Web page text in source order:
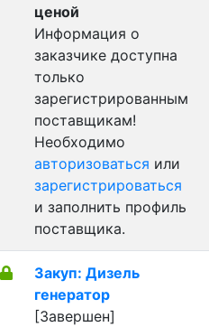
ценой
Информация о
заказчике доступна
только
зарегистрированным
поставщикам!
Необходимо
авторизоваться или
зарегистрироваться
и заполнить профиль
поставщика.
Закуп: Дизель
генератор
[Завершен]